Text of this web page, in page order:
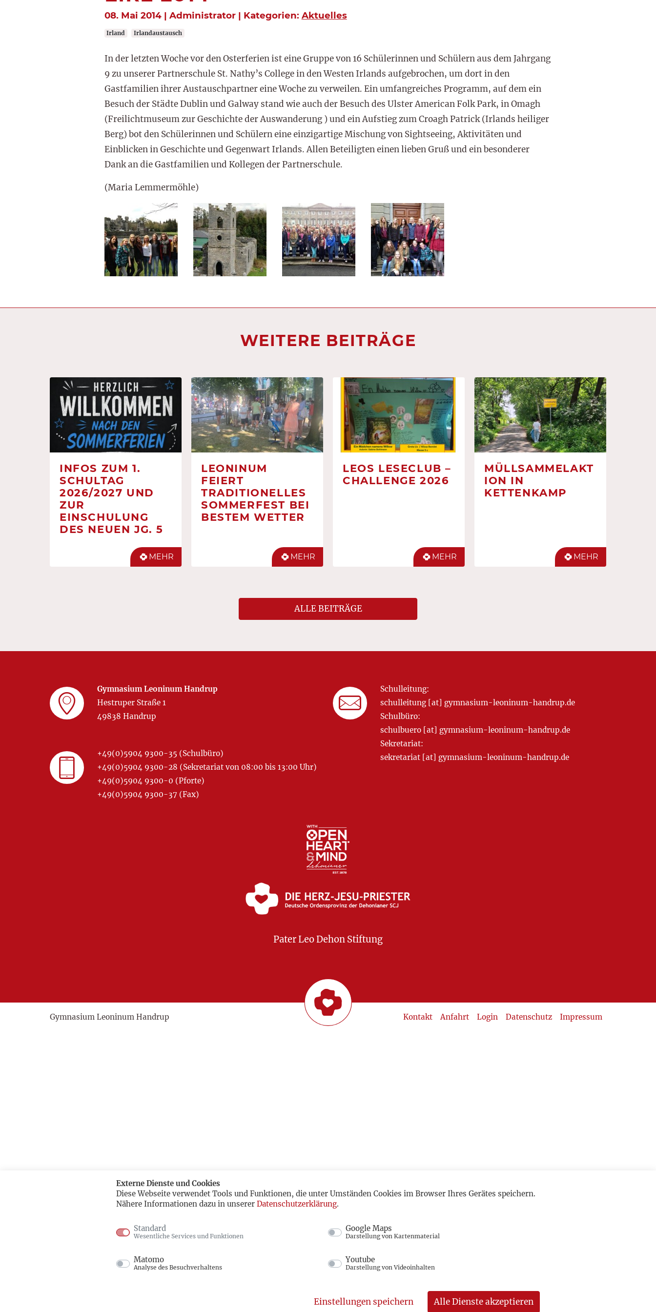
08. Mai 2014 | Administrator | Kategorien: Aktuelles
Irland Irlandaustausch
In der letzten Woche vor den Osterferien ist eine Gruppe von 16 Schülerinnen und Schülern aus dem Jahrgang
9 zu unserer Partnerschule St. Nathy’s College in den Westen Irlands aufgebrochen, um dort in den
Gastfamilien ihrer Austauschpartner eine Woche zu verweilen. Ein umfangreiches Programm, auf dem ein
Besuch der Städte Dublin und Galway stand wie auch der Besuch des Ulster American Folk Park, in Omagh
(Freilichtmuseum zur Geschichte der Auswanderung ) und ein Aufstieg zum Croagh Patrick (Irlands heiliger
Berg) bot den Schülerinnen und Schülern eine einzigartige Mischung von Sightseeing, Aktivitäten und
Einblicken in Geschichte und Gegenwart Irlands. Allen Beteiligten einen lieben Gruß und ein besonderer
Dank an die Gastfamilien und Kollegen der Partnerschule.
(Maria Lemmermöhle)
WEITERE BEITRÄGE
INFOS ZUM 1.
SCHULTAG
2026/2027 UND
ZUR
EINSCHULUNG
DES NEUEN JG. 5
MEHR
LEONINUM
FEIERT
TRADITIONELLES
SOMMERFEST BEI
BESTEM WETTER
MEHR
LEOS LESECLUB –
CHALLENGE 2026
MEHR
MÜLLSAMMELAKT
ION IN
KETTENKAMP
MEHR
ALLE BEITRÄGE
Gymnasium Leoninum Handrup
Hestruper Straße 1
49838 Handrup
+49(0)5904 9300-35 (Schulbüro)
+49(0)5904 9300-28 (Sekretariat von 08:00 bis 13:00 Uhr)
+49(0)5904 9300-0 (Pforte)
+49(0)5904 9300-37 (Fax)
Schulleitung:
schulleitung [at] gymnasium-leoninum-handrup.de
Schulbüro:
schulbuero [at] gymnasium-leoninum-handrup.de
Sekretariat:
sekretariat [at] gymnasium-leoninum-handrup.de
Pater Leo Dehon Stiftung
Kontakt Anfahrt Login Datenschutz Impressum
Gymnasium Leoninum Handrup
Externe Dienste und Cookies
Diese Webseite verwendet Tools und Funktionen, die unter Umständen Cookies im Browser Ihres Gerätes speichern.
Nähere Informationen dazu in unserer Datenschutzerklärung.
Standard
Wesentliche Services und Funktionen
Google Maps
Darstellung von Kartenmaterial
Matomo
Analyse des Besuchverhaltens
Youtube
Darstellung von Videoinhalten
Alle Dienste akzeptieren
Einstellungen speichern